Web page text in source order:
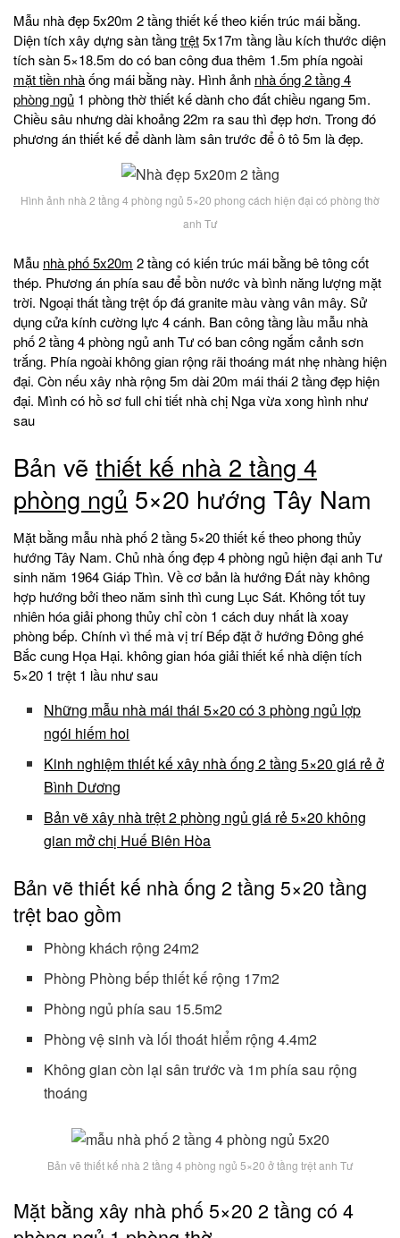
Mẫu nhà đẹp 5x20m 2 tầng thiết kế theo kiến trúc mái bằng.
Diện tích xây dựng sàn tầngtrệt5x17m tầng lầu kích thước diện
tích sàn 5×18.5m do có ban công đua thêm 1.5m phía ngoài
mặt tiền nhàống mái bằng này. Hình ảnh nhà ống 2 tầng 4
phòng ngủ 1 phòng thờ thiết kế dành cho đất chiều ngang 5m.
Chiều sâu nhưng dài khoảng 22m ra sau thì đẹp hơn. Trong đó
phương án thiết kế để dành làm sân trước để ô tô 5m là đẹp.
Hình ảnh nhà 2 tầng 4 phòng ngủ 5×20 phong cách hiện đại có phòng thờ
anh Tư
Mẫu nhà phố 5x20m 2 tầng có kiến trúc mái bằng bê tông cốt
thép. Phương án phía sau để bồn nước và bình năng lượng mặt
trời. Ngoại thất tầng trệt ốp đá granite màu vàng vân mây. Sử
dụng cửa kính cường lực 4 cánh. Ban công tầng lầu mẫu nhà
phố 2 tầng 4 phòng ngủ anh Tư có ban công ngắm cảnh sơn
trắng. Phía ngoài không gian rộng rãi thoáng mát nhẹ nhàng hiện
đại. Còn nếu xây nhà rộng 5m dài 20m mái thái 2 tầng đẹp hiện
đại. Mình có hồ sơ full chi tiết nhà chị Nga vừa xong hình như
sau
Bản vẽ thiết kế nhà 2 tầng 4
phòng ngủ 5×20 hướng Tây Nam
Mặt bằng mẫu nhà phố 2 tầng 5×20 thiết kế theo phong thủy
hướng Tây Nam. Chủ nhà ống đẹp 4 phòng ngủ hiện đại anh Tư
sinh năm 1964 Giáp Thìn. Về cơ bản là hướng Đất này không
hợp hướng bởi theo năm sinh thì cung Lục Sát. Không tốt tuy
nhiên hóa giải phong thủy chỉ còn 1 cách duy nhất là xoay
phòng bếp. Chính vì thế mà vị trí Bếp đặt ở hướng Đông ghé
Bắc cung Họa Hại. không gian hóa giải thiết kế nhà diện tích
5×20 1 trệt 1 lầu như sau
Những mẫu nhà mái thái 5×20 có 3 phòng ngủ lợp
ngói hiếm hoi
Kinh nghiệm thiết kế xây nhà ống 2 tầng 5×20 giá rẻ ở
Bình Dương
Bản vẽ xây nhà trệt 2 phòng ngủ giá rẻ 5×20 không
gian mở chị Huế Biên Hòa
Bản vẽ thiết kế nhà ống 2 tầng 5×20 tầng
trệt bao gồm
Phòng khách rộng 24m2
Phòng Phòng bếp thiết kế rộng 17m2
Phòng ngủ phía sau 15.5m2
Phòng vệ sinh và lối thoát hiểm rộng 4.4m2
Không gian còn lại sân trước và 1m phía sau rộng
thoáng
Bản vẽ thiết kế nhà 2 tầng 4 phòng ngủ 5×20 ở tầng trệt anh Tư
Mặt bằng xây nhà phố 5×20 2 tầng có 4